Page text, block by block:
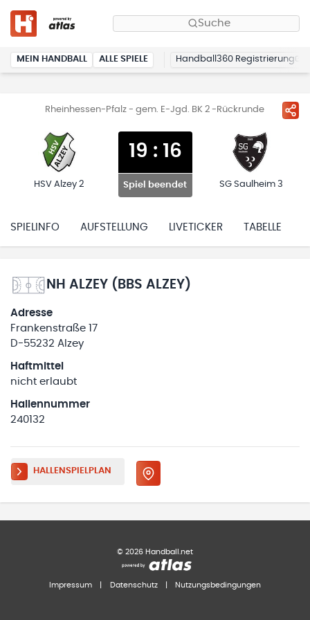
Suche
MEIN HANDBALL ALLE SPIELE Handball360 Registrierung
Rheinhessen-Pfalz - gem. E-Jgd. BK 2 -Rückrunde
HSV Alzey 2
19 : 16
Spiel beendet SG Saulheim 3
SPIELINFO AUFSTELLUNG LIVETICKER TABELLE
NH ALZEY (BBS ALZEY)
Adresse
Frankenstraße 17
D-55232 Alzey
Haftmittel
nicht erlaubt
Hallennummer
240132
HALLENSPIELPLAN
© 2026 Handball.net
Impressum Datenschutz Nutzungsbedingungen